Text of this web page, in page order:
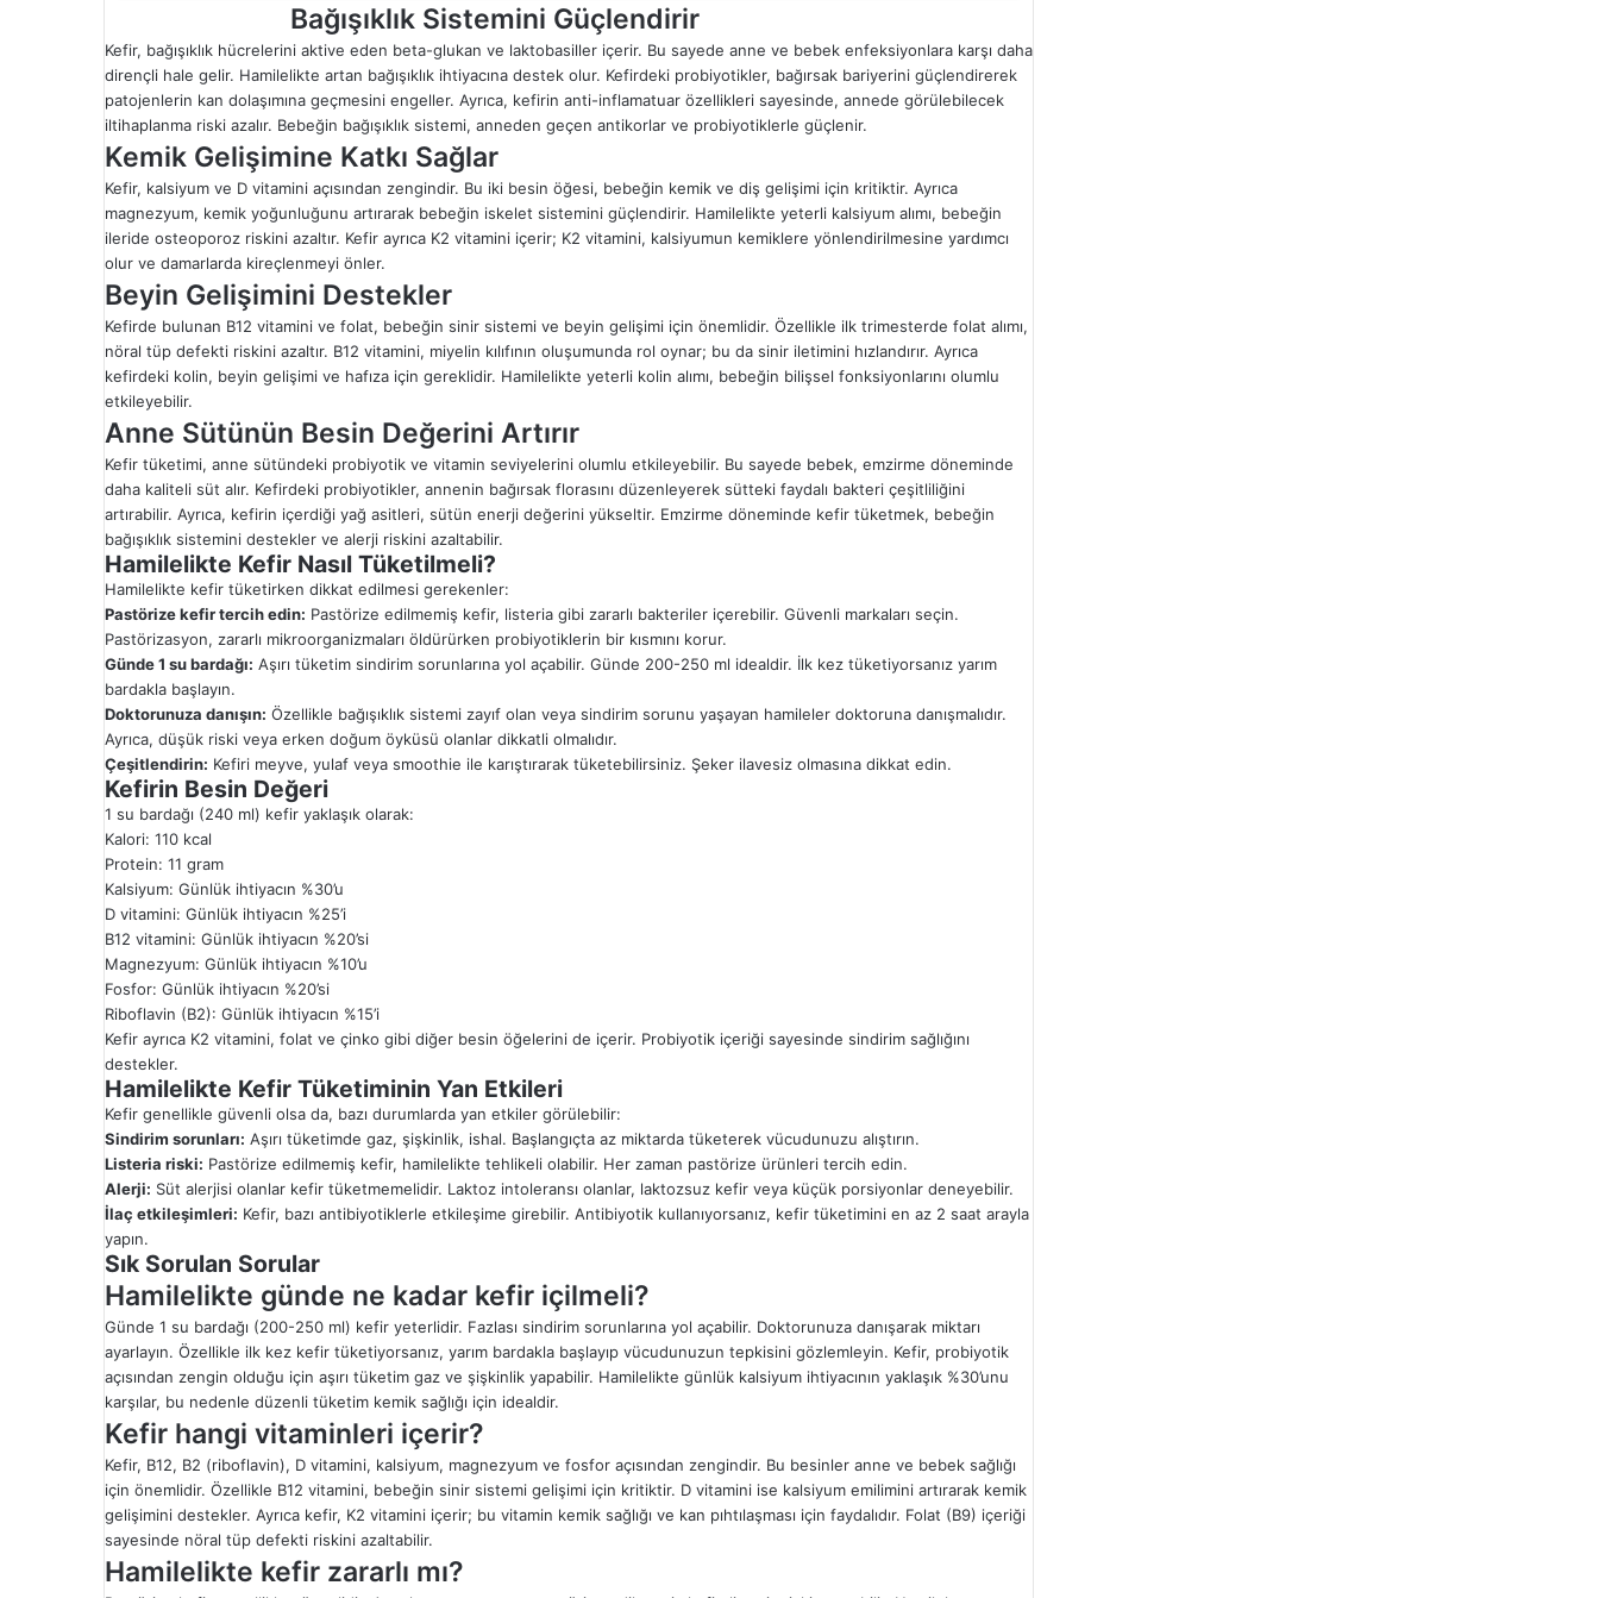
Bağışıklık Sistemini Güçlendirir
Kefir, bağışıklık hücrelerini aktive eden beta-glukan ve laktobasiller içerir. Bu sayede anne ve bebek enfeksiyonlara karşı daha
dirençli hale gelir. Hamilelikte artan bağışıklık ihtiyacına destek olur. Kefirdeki probiyotikler, bağırsak bariyerini güçlendirerek
patojenlerin kan dolaşımına geçmesini engeller. Ayrıca, kefirin anti-inflamatuar özellikleri sayesinde, annede görülebilecek
iltihaplanma riski azalır. Bebeğin bağışıklık sistemi, anneden geçen antikorlar ve probiyotiklerle güçlenir.
Kemik Gelişimine Katkı Sağlar
Kefir, kalsiyum ve D vitamini açısından zengindir. Bu iki besin öğesi, bebeğin kemik ve diş gelişimi için kritiktir. Ayrıca
magnezyum, kemik yoğunluğunu artırarak bebeğin iskelet sistemini güçlendirir. Hamilelikte yeterli kalsiyum alımı, bebeğin
ileride osteoporoz riskini azaltır. Kefir ayrıca K2 vitamini içerir; K2 vitamini, kalsiyumun kemiklere yönlendirilmesine yardımcı
olur ve damarlarda kireçlenmeyi önler.
Beyin Gelişimini Destekler
Kefirde bulunan B12 vitamini ve folat, bebeğin sinir sistemi ve beyin gelişimi için önemlidir. Özellikle ilk trimesterde folat alımı,
nöral tüp defekti riskini azaltır. B12 vitamini, miyelin kılıfının oluşumunda rol oynar; bu da sinir iletimini hızlandırır. Ayrıca
kefirdeki kolin, beyin gelişimi ve hafıza için gereklidir. Hamilelikte yeterli kolin alımı, bebeğin bilişsel fonksiyonlarını olumlu
etkileyebilir.
Anne Sütünün Besin Değerini Artırır
Kefir tüketimi, anne sütündeki probiyotik ve vitamin seviyelerini olumlu etkileyebilir. Bu sayede bebek, emzirme döneminde
daha kaliteli süt alır. Kefirdeki probiyotikler, annenin bağırsak florasını düzenleyerek sütteki faydalı bakteri çeşitliliğini
artırabilir. Ayrıca, kefirin içerdiği yağ asitleri, sütün enerji değerini yükseltir. Emzirme döneminde kefir tüketmek, bebeğin
bağışıklık sistemini destekler ve alerji riskini azaltabilir.
Hamilelikte Kefir Nasıl Tüketilmeli?
Hamilelikte kefir tüketirken dikkat edilmesi gerekenler:
Pastörize kefir tercih edin: Pastörize edilmemiş kefir, listeria gibi zararlı bakteriler içerebilir. Güvenli markaları seçin.
Pastörizasyon, zararlı mikroorganizmaları öldürürken probiyotiklerin bir kısmını korur.
Günde 1 su bardağı: Aşırı tüketim sindirim sorunlarına yol açabilir. Günde 200-250 ml idealdir. İlk kez tüketiyorsanız yarım
bardakla başlayın.
Doktorunuza danışın: Özellikle bağışıklık sistemi zayıf olan veya sindirim sorunu yaşayan hamileler doktoruna danışmalıdır.
Ayrıca, düşük riski veya erken doğum öyküsü olanlar dikkatli olmalıdır.
Çeşitlendirin: Kefiri meyve, yulaf veya smoothie ile karıştırarak tüketebilirsiniz. Şeker ilavesiz olmasına dikkat edin.
Kefirin Besin Değeri
1 su bardağı (240 ml) kefir yaklaşık olarak:
Kalori: 110 kcal
Protein: 11 gram
Kalsiyum: Günlük ihtiyacın %30’u
D vitamini: Günlük ihtiyacın %25’i
B12 vitamini: Günlük ihtiyacın %20’si
Magnezyum: Günlük ihtiyacın %10’u
Fosfor: Günlük ihtiyacın %20’si
Riboflavin (B2): Günlük ihtiyacın %15’i
Kefir ayrıca K2 vitamini, folat ve çinko gibi diğer besin öğelerini de içerir. Probiyotik içeriği sayesinde sindirim sağlığını
destekler.
Hamilelikte Kefir Tüketiminin Yan Etkileri
Kefir genellikle güvenli olsa da, bazı durumlarda yan etkiler görülebilir:
Sindirim sorunları: Aşırı tüketimde gaz, şişkinlik, ishal. Başlangıçta az miktarda tüketerek vücudunuzu alıştırın.
Listeria riski: Pastörize edilmemiş kefir, hamilelikte tehlikeli olabilir. Her zaman pastörize ürünleri tercih edin.
Alerji: Süt alerjisi olanlar kefir tüketmemelidir. Laktoz intoleransı olanlar, laktozsuz kefir veya küçük porsiyonlar deneyebilir.
İlaç etkileşimleri: Kefir, bazı antibiyotiklerle etkileşime girebilir. Antibiyotik kullanıyorsanız, kefir tüketimini en az 2 saat arayla
yapın.
Sık Sorulan Sorular
Hamilelikte günde ne kadar kefir içilmeli?
Günde 1 su bardağı (200-250 ml) kefir yeterlidir. Fazlası sindirim sorunlarına yol açabilir. Doktorunuza danışarak miktarı
ayarlayın. Özellikle ilk kez kefir tüketiyorsanız, yarım bardakla başlayıp vücudunuzun tepkisini gözlemleyin. Kefir, probiyotik
açısından zengin olduğu için aşırı tüketim gaz ve şişkinlik yapabilir. Hamilelikte günlük kalsiyum ihtiyacının yaklaşık %30’unu
karşılar, bu nedenle düzenli tüketim kemik sağlığı için idealdir.
Kefir hangi vitaminleri içerir?
Kefir, B12, B2 (riboflavin), D vitamini, kalsiyum, magnezyum ve fosfor açısından zengindir. Bu besinler anne ve bebek sağlığı
için önemlidir. Özellikle B12 vitamini, bebeğin sinir sistemi gelişimi için kritiktir. D vitamini ise kalsiyum emilimini artırarak kemik
gelişimini destekler. Ayrıca kefir, K2 vitamini içerir; bu vitamin kemik sağlığı ve kan pıhtılaşması için faydalıdır. Folat (B9) içeriği
sayesinde nöral tüp defekti riskini azaltabilir.
Hamilelikte kefir zararlı mı?